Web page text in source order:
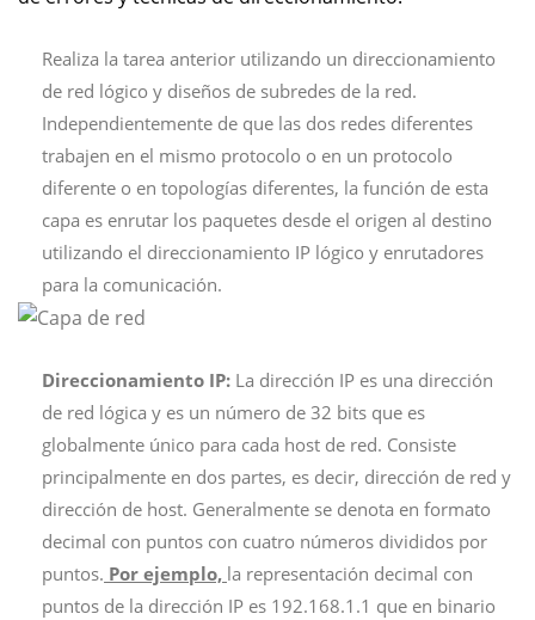
Realiza la tarea anterior utilizando un direccionamiento
de red lógico y diseños de subredes de la red.
Independientemente de que las dos redes diferentes
trabajen en el mismo protocolo o en un protocolo
diferente o en topologías diferentes, la función de esta
capa es enrutar los paquetes desde el origen al destino
utilizando el direccionamiento IP lógico y enrutadores
para la comunicación.
Direccionamiento IP: La dirección IP es una dirección
de red lógica y es un número de 32 bits que es
globalmente único para cada host de red. Consiste
principalmente en dos partes, es decir, dirección de red y
dirección de host. Generalmente se denota en formato
decimal con puntos con cuatro números divididos por
puntos. Por ejemplo, la representación decimal con
puntos de la dirección IP es 192.168.1.1 que en binario